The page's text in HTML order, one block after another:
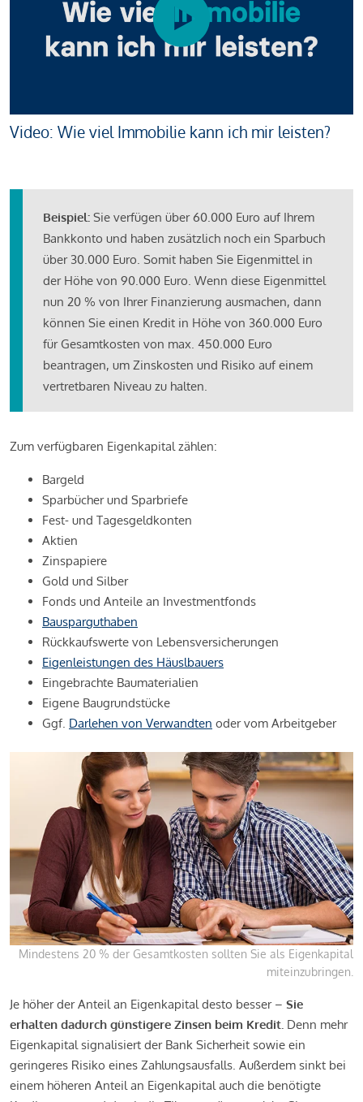
Video: Wie viel Immobilie kann ich mir leisten?
Beispiel: Sie verfügen über 60.000 Euro auf Ihrem
Bankkonto und haben zusätzlich noch ein Sparbuch
über 30.000 Euro. Somit haben Sie Eigenmittel in
der Höhe von 90.000 Euro. Wenn diese Eigenmittel
nun 20 % von Ihrer Finanzierung ausmachen, dann
können Sie einen Kredit in Höhe von 360.000 Euro
für Gesamtkosten von max. 450.000 Euro
beantragen, um Zinskosten und Risiko auf einem
vertretbaren Niveau zu halten.
Zum verfügbaren Eigenkapital zählen:
Bargeld
Sparbücher und Sparbriefe
Fest- und Tagesgeldkonten
Aktien
Zinspapiere
Gold und Silber
Fonds und Anteile an Investmentfonds
Bausparguthaben
Rückkaufswerte von Lebensversicherungen
Eigenleistungen des Häuslbauers
Eingebrachte Baumaterialien
Eigene Baugrundstücke
Ggf. Darlehen von Verwandten oder vom Arbeitgeber
Mindestens 20 % der Gesamtkosten sollten Sie als Eigenkapital
miteinzubringen.
Je höher der Anteil an Eigenkapital desto besser – Sie
erhalten dadurch günstigere Zinsen beim Kredit. Denn mehr
Eigenkapital signalisiert der Bank Sicherheit sowie ein
geringeres Risiko eines Zahlungsausfalls. Außerdem sinkt bei
einem höheren Anteil an Eigenkapital auch die benötigte